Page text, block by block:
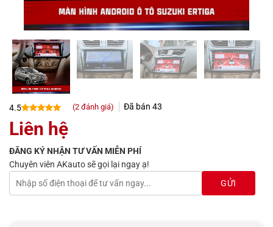
4.5
4.5
trên 5
dựa trên
2
(2đánh giá) Đã bán 43
Liên hệ
ĐĂNG KÝ NHẬN TƯ VẤN MIỄN PHÍ
Chuyên viên AKauto sẽ gọi lại ngay ạ!